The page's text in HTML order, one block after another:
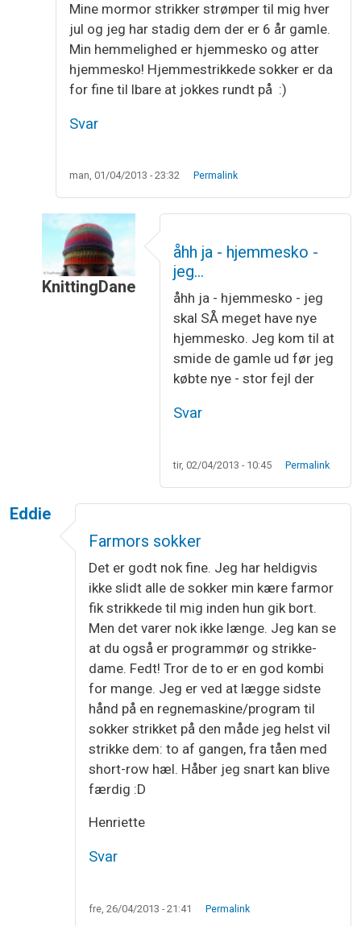
Mine mormor strikker strømper til mig hver
jul og jeg har stadig dem der er 6 år gamle.
Min hemmelighed er hjemmesko og atter
hjemmesko! Hjemmestrikkede sokker er da
for fine til lbare at jokkes rundt på :)
Svar
man, 01/04/2013 - 23:32 Permalink
KnittingDane
Mine mormor strikker…af Fie
åhh ja - hjemmesko -
jeg…
åhh ja - hjemmesko - jeg
skal SÅ meget have nye
hjemmesko. Jeg kom til at
smide de gamle ud før jeg
købte nye - stor fejl der
Svar
tir, 02/04/2013 - 10:45 Permalink
Eddie
Farmors sokker
Det er godt nok fine. Jeg har heldigvis
ikke slidt alle de sokker min kære farmor
fik strikkede til mig inden hun gik bort.
Men det varer nok ikke længe. Jeg kan se
at du også er programmør og strikke-
dame. Fedt! Tror de to er en god kombi
for mange. Jeg er ved at lægge sidste
hånd på en regnemaskine/program til
sokker strikket på den måde jeg helst vil
strikke dem: to af gangen, fra tåen med
short-row hæl. Håber jeg snart kan blive
færdig :D
Henriette
Svar
fre, 26/04/2013 - 21:41 Permalink